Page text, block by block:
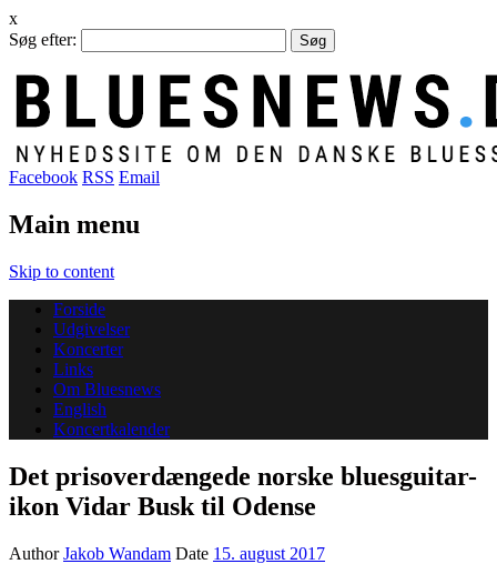
x
Søg efter:
Facebook RSS Email
Main menu
Skip to content
Forside
Udgivelser
Koncerter
Links
Om Bluesnews
English
Koncertkalender
Det prisoverdængede norske bluesguitar-
ikon Vidar Busk til Odense
AuthorJakob Wandam Date 15. august 2017